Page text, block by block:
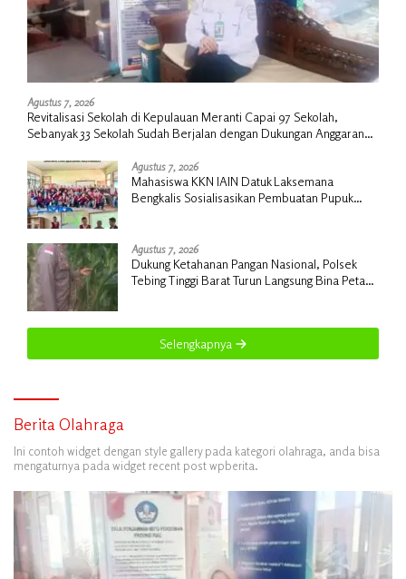
Agustus 7, 2026
Revitalisasi Sekolah di Kepulauan Meranti Capai 97 Sekolah,
Sebanyak 33 Sekolah Sudah Berjalan dengan Dukungan Anggaran
Agustus 7, 2026
Mahasiswa KKN IAIN Datuk Laksemana
Bengkalis Sosialisasikan Pembuatan Pupuk
Agustus 7, 2026
Dukung Ketahanan Pangan Nasional, Polsek
Tebing Tinggi Barat Turun Langsung Bina Petani
Selengkapnya
Berita Olahraga
Ini contoh widget dengan style gallery pada kategori olahraga, anda bisa
mengaturnya pada widget recent post wpberita.